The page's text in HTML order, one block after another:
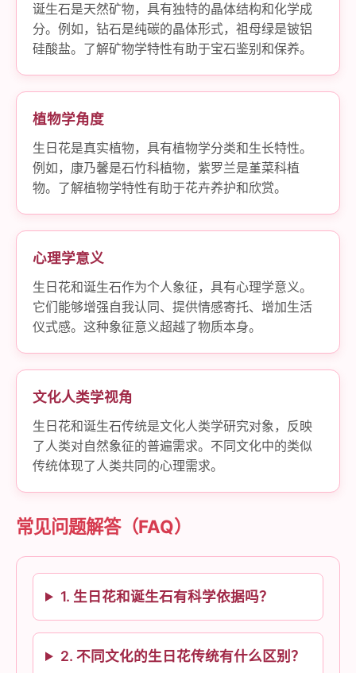
诞生石是天然矿物，具有独特的晶体结构和化学成
分。例如，钻石是纯碳的晶体形式，祖母绿是铍铝
硅酸盐。了解矿物学特性有助于宝石鉴别和保养。
植物学角度
生日花是真实植物，具有植物学分类和生长特性。
例如，康乃馨是石竹科植物，紫罗兰是堇菜科植
物。了解植物学特性有助于花卉养护和欣赏。
心理学意义
生日花和诞生石作为个人象征，具有心理学意义。
它们能够增强自我认同、提供情感寄托、增加生活
仪式感。这种象征意义超越了物质本身。
文化人类学视角
生日花和诞生石传统是文化人类学研究对象，反映
了人类对自然象征的普遍需求。不同文化中的类似
传统体现了人类共同的心理需求。
常见问题解答（FAQ）
1. 生日花和诞生石有科学依据吗？
2. 不同文化的生日花传统有什么区别？